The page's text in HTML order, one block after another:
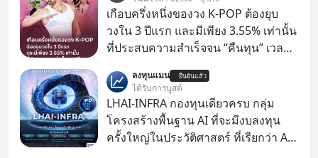
เกือบครึ่งหนึ่งของวง K-POP ต้องยุบ
วงใน 3 ปีแรก และมีเพียง 3.55% เท่านั้น
ที่ประสบความสำเร็จจน “คืนทุน” เวลา
เห็นภาพความสำเร็จที่หรูหรา คอนเสิร์ต
สเกลใหญ่ระดับสเตเดียม และยอดขา
ยอัลบัมถล่มทลายจากวงตัวท็อปอย่าง
BTS, BLACKPINK หรือ SEVENTEEN
ลงทุนแมน ยืนยันแล้ว
ได้รับการบูสต์
LHAI-INFRA กองทุนเดียวครบ กลุ่ม
โครงสร้างพื้นฐาน AI ที่จะมีงบลงทุน
ครั้งใหญ่ในประวัติศาสตร์ ที่เรียกว่า AI